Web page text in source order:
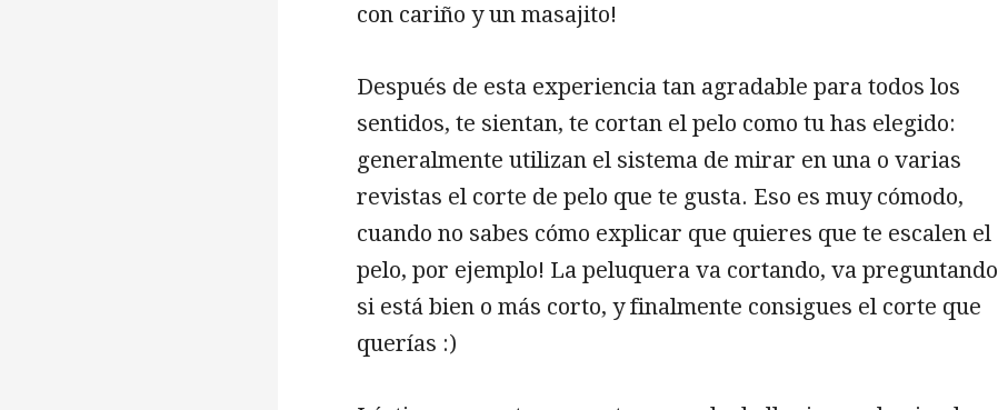
con cariño y un masajito!
Después de esta experiencia tan agradable para todos los
sentidos, te sientan, te cortan el pelo como tu has elegido:
generalmente utilizan el sistema de mirar en una o varias
revistas el corte de pelo que te gusta. Eso es muy cómodo,
cuando no sabes cómo explicar que quieres que te escalen el
pelo, por ejemplo! La peluquera va cortando, va preguntando
si está bien o más corto, y finalmente consigues el corte que
querías :)